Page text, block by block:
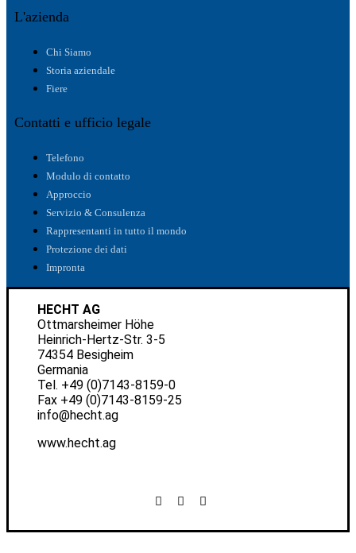
L'azienda
Chi Siamo
Storia aziendale
Fiere
Contatti e ufficio legale
Telefono
Modulo di contatto
Approccio
Servizio & Consulenza
Rappresentanti in tutto il mondo
Protezione dei dati
Impronta
HECHT AG
Ottmarsheimer Höhe
Heinrich-Hertz-Str. 3-5
74354 Besigheim
Germania
Tel. +49 (0)7143-8159-0
Fax +49 (0)7143-8159-25
info@hecht.ag
www.hecht.ag